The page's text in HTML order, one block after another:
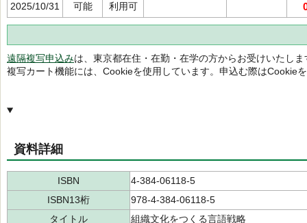
2025/10/31 可能 利用可
遠隔複写申込みは、東京都在住・在勤・在学の方からお受けいたしま
複写カート機能には、Cookieを使用しています。申込む際はCookie
資料詳細
ISBN
4-384-06118-5
ISBN13桁
978-4-384-06118-5
タイトル
組織文化をつくる言語戦略